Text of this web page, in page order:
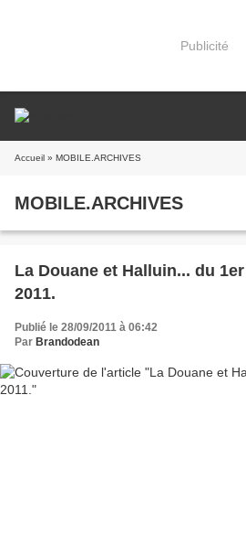
Publicité
Accueil » MOBILE.ARCHIVES
MOBILE.ARCHIVES
La Douane et Halluin... du
2011.
Publié le 28/09/2011 à 06:42
Par Brandodean